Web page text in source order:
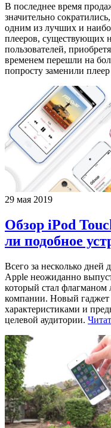
В последнее время
значительно
одним из лучших и
плееров, существующих
пользователей,
временем перешли на
попросту заменили
29 мая 2019
Обзор iPod
ли подобное
Всего за несколько
Apple неожиданно
который стал флагманом
компании. Новый гаджет
характеристиками и
целевой аудитории.